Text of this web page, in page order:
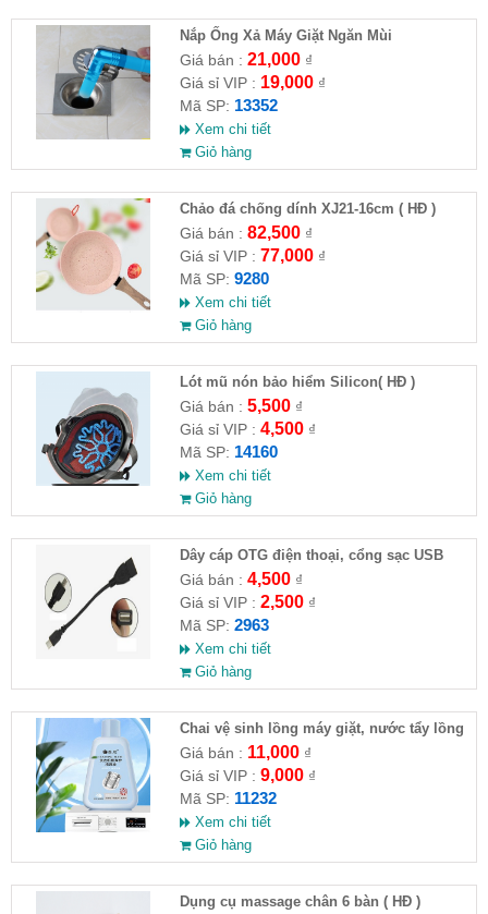
Nắp Ống Xả Máy Giặt Ngăn Mùi
Giá bán : 21,000₫
Giá sỉ VIP : 19,000₫
Mã SP: 13352
Xem chi tiết
Giỏ hàng
Chảo đá chống dính XJ21-16cm ( HĐ )
Giá bán : 82,500₫
Giá sỉ VIP : 77,000₫
Mã SP: 9280
Xem chi tiết
Giỏ hàng
Lót mũ nón bảo hiểm Silicon( HĐ )
Giá bán : 5,500₫
Giá sỉ VIP : 4,500₫
Mã SP: 14160
Xem chi tiết
Giỏ hàng
Dây cáp OTG điện thoại, cổng sạc USB
Giá bán : 4,500₫
Giá sỉ VIP : 2,500₫
Mã SP: 2963
Xem chi tiết
Giỏ hàng
Chai vệ sinh lồng máy giặt, nước tẩy lồng
máy giặt CLEANING FLUID
Giá bán : 11,000₫
Giá sỉ VIP : 9,000₫
Mã SP: 11232
Xem chi tiết
Giỏ hàng
Dụng cụ massage chân 6 bàn ( HĐ )